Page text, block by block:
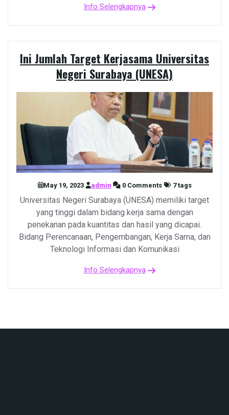
Info Selengkapnya
Ini Jumlah Target Kerjasama Universitas
Negeri Surabaya (UNESA)
May 19, 2023 admin 0 Comments 7 tags
Universitas Negeri Surabaya (UNESA) memiliki target
yang tinggi dalam bidang kerja sama dengan
penekanan pada kuantitas dan hasil yang dicapai.
Bidang Perencanaan, Pengembangan, Kerja Sama, dan
Teknologi Informasi dan Komunikasi
Info Selengkapnya